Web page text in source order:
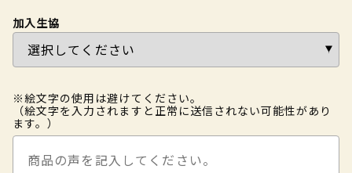
加入生協
※絵文字の使用は避けてください。
（絵文字を入力されますと正常に送信されない可能性があり
ます。）